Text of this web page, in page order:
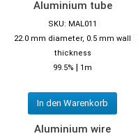
Aluminium tube
SKU: MAL011
22.0 mm diameter, 0.5 mm wall
thickness
99.5% | 1m
In den Warenkorb
Aluminium wire